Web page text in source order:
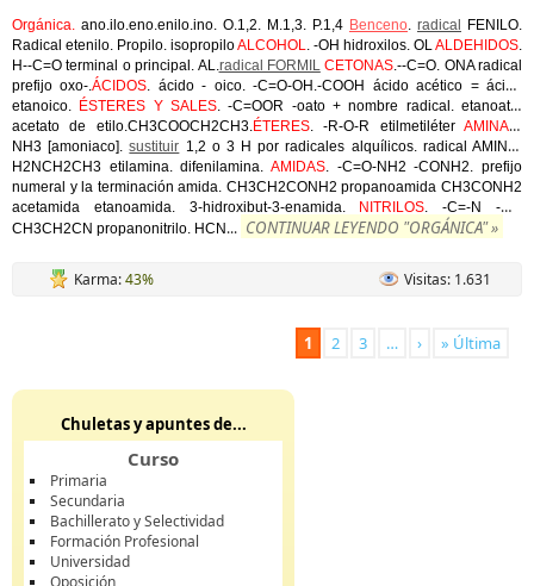
Orgánica. ano.ilo.eno.enilo.ino. O.1,2. M.1,3. P.1,4 Benceno. radical
FENILO.
Radical etenilo. Propilo. isopropiloALCOHOL. -OH hidroxilos. OLALDEHIDOS.
H--C=O terminal o principal. AL.radical FORMIL CETONAS.--C=O. ONA radical
prefijo oxo-.ÁCIDOS. ácido - oico. -C=O-OH.-COOH ácido acético = ácido
etanoico. ÉSTERES Y SALES. -C=OOR -oato + nombre radical. etanoato,
acetato de etilo.CH3COOCH2CH3.ÉTERES. -R-O-R etilmetiléterAMINAS .
NH3 [amoniaco].sustituir 1,2 o 3 H por radicales alquílicos. radical AMINO.
H2NCH2CH3 etilamina. difenilamina. AMIDAS. -C=O-NH2 -CONH2. prefijo
numeral y la terminación amida. CH3CH2CONH2 propanoamida CH3CONH2
acetamida etanoamida. 3-hidroxibut-3-enamida.
NITRILOS. -C=-N -CN
CH3CH2CN propanonitrilo. HCN ... CONTINUAR LEYENDO "ORGÁNICA" »
Karma:43% Visitas: 1.631
1 2 3 … › » Última
Chuletas y apuntes de...
Curso
Primaria
Secundaria
Bachillerato y Selectividad
Formación Profesional
Universidad
Oposición